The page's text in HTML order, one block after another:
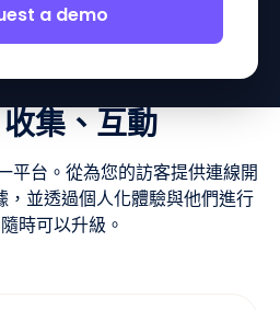
a demo
集、互動
平台。從為您的訪客提供連線開
，並透過個人化體驗與他們進行
時可以升級。